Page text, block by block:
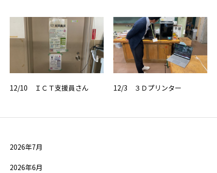
12/10 ＩＣＴ支援員さん 12/3 ３Ｄプリンター
2026年7月
2026年6月